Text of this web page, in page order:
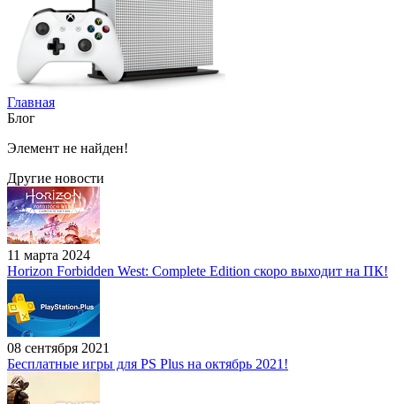
Главная
Блог
Элемент не найден!
Другие новости
11 марта 2024
Horizon Forbidden West: Complete Edition скоро выходит на ПК!
08 сентября 2021
Бесплатные игры для PS Plus на октябрь 2021!